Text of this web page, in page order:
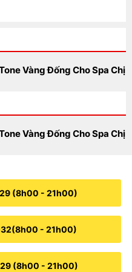
Vàng Đống Cho Spa Chị
Vàng Đống Cho Spa Chị
(8h00 - 21h00)
- 21h00)
(8h00 - 21h00)